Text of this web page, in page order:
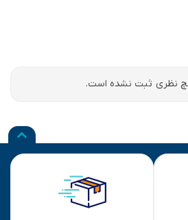
نظری ثبت نشده است.